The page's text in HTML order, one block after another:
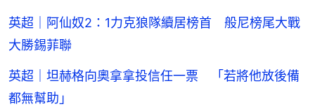
英超｜阿仙奴2：1力克狼隊續居榜首 般尼榜尾大戰
大勝錫菲聯
英超｜坦赫格向奧拿拿投信任一票 「若將他放後備
都無幫助」